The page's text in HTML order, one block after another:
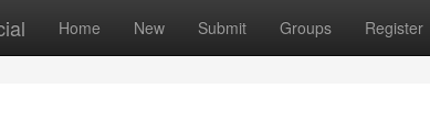
Home New Submit Groups Register